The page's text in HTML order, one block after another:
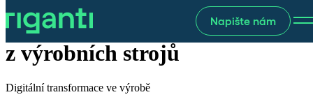
Napište nám
Aplikace pro sběr dat
z výrobních strojů
Digitální transformace ve výrobě